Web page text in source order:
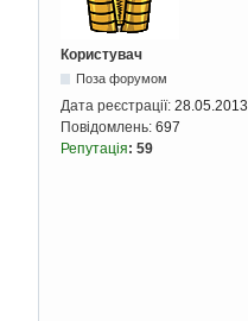
Користувач
Поза форумом
Дата реєстрації: 28.05.2013
Повідомлень: 697
Репутація: 59